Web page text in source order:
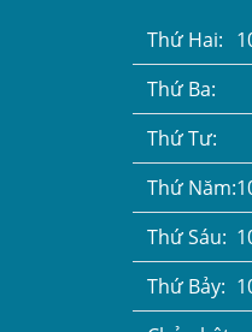
Thứ Hai:
Thứ Ba:
Thứ Tư:
Thứ Năm:
Thứ Sáu:
Thứ Bảy: